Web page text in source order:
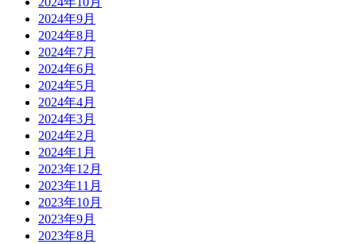
2024年9月
2024年8月
2024年7月
2024年6月
2024年5月
2024年4月
2024年3月
2024年2月
2024年1月
2023年12月
2023年11月
2023年10月
2023年9月
2023年8月